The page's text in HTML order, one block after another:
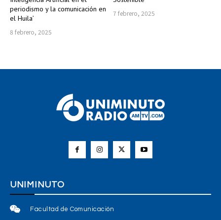
periodismo y la comunicación en
el Huila’
8 febrero, 2025
7 febrero, 2025
UNIMINUTO
Facultad de Comunicación